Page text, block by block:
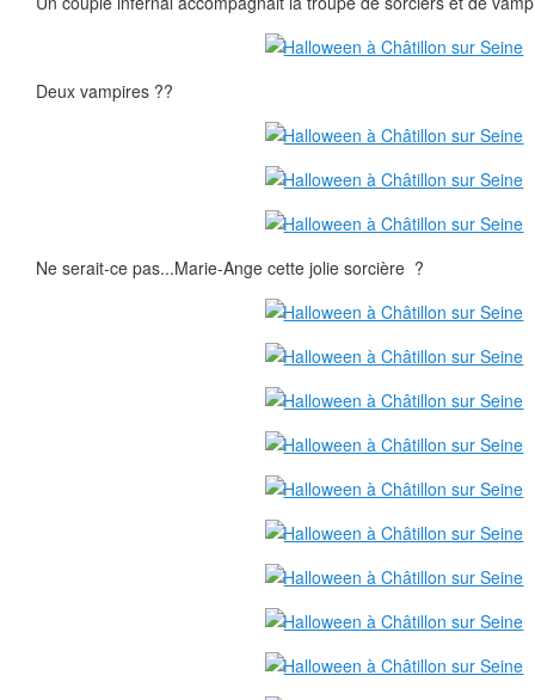
Deux vampires ??
Ne serait-ce pas...Marie-Ange cette jolie sorcière ?